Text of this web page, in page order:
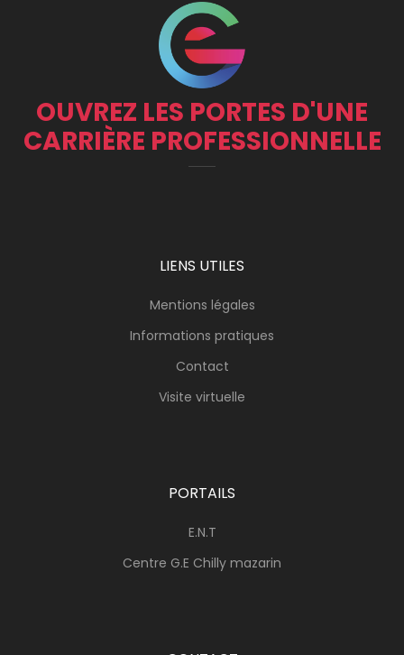
OUVREZ LES PORTES D'UNE
CARRIÈRE PROFESSIONNELLE
LIENS UTILES
Mentions légales
Informations pratiques
Contact
Visite virtuelle
PORTAILS
E.N.T
Centre G.E Chilly mazarin